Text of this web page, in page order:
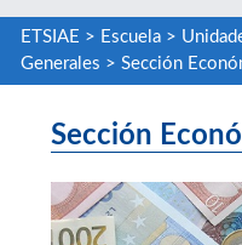
ETSIAE > Escuela>
Generales > Sección
Sección